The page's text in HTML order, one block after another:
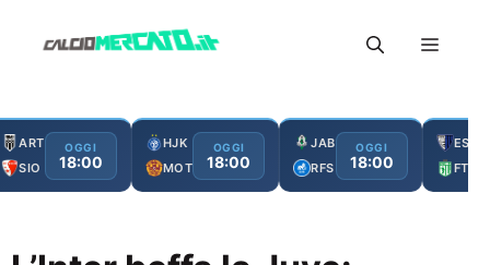
Menu
ART
SIO
OGGI
18:00
HJK
MOT
OGGI
18:00
JAB
RFS
OGGI
18:00
ESC
FTA